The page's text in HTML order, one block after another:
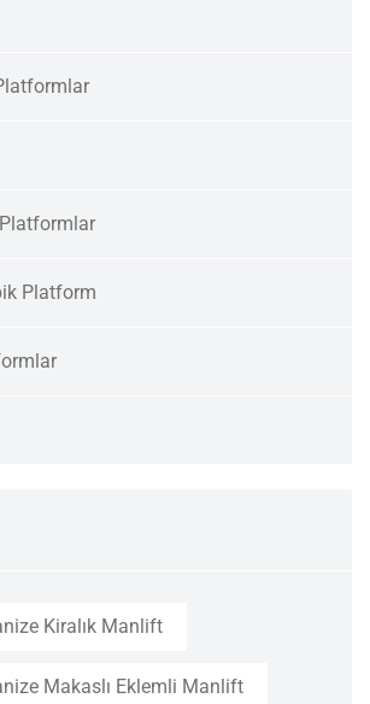
Platform
Kiralık Manlift
Makaslı Eklemli Manlift